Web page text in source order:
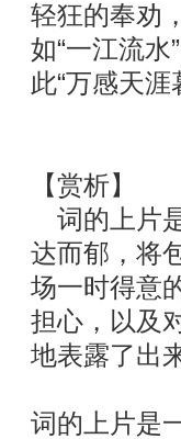
轻狂的奉劝
如“一江流
此“万感天
【赏析】
词的上片
达而郁，将
场一时得意
担心，以及
地表露了出
词的上片是